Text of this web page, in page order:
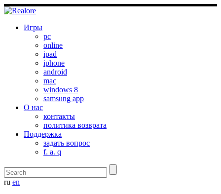
Игры
pc
online
ipad
iphone
android
mac
windows 8
samsung app
О нас
контакты
политика возврата
Поддержка
задать вопрос
f. a. q
ru en